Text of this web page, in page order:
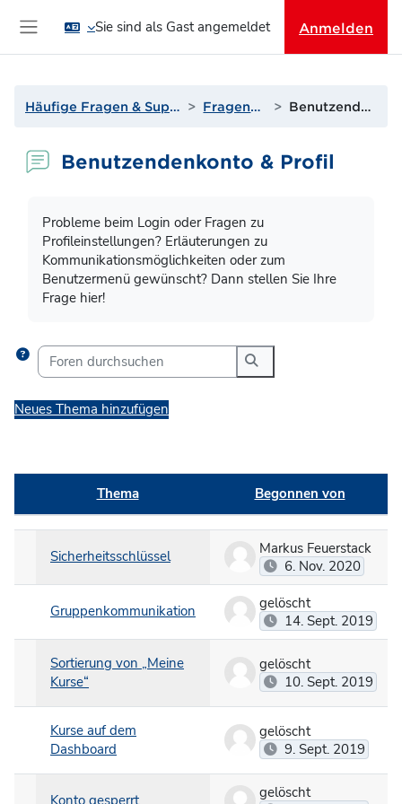
Sie sind als Gast angemeldet Anmelden
Häufige Fragen & Support zur Lernplattform Fragen? Antworten! Benutzendenkonto & Profil
Benutzendenkonto & Profil
Probleme beim Login oder Fragen zu
Profileinstellungen? Erläuterungen zu
Kommunikationsmöglichkeiten oder zum
Benutzermenü gewünscht? Dann stellen Sie Ihre
Frage hier!
Foren durchsuchen
Foren durchsuchen
Neues Thema hinzufügen
Status
Thema Begonnen von
Sicherheitsschlüssel
Markus Feuerstack
6. Nov. 2020
Gruppenkommunikation
gelöscht
14. Sept. 2019
Sortierung von „Meine
Kurse“
gelöscht
10. Sept. 2019
Kurse auf dem
Dashboard
gelöscht
9. Sept. 2019
Konto gesperrt
gelöscht